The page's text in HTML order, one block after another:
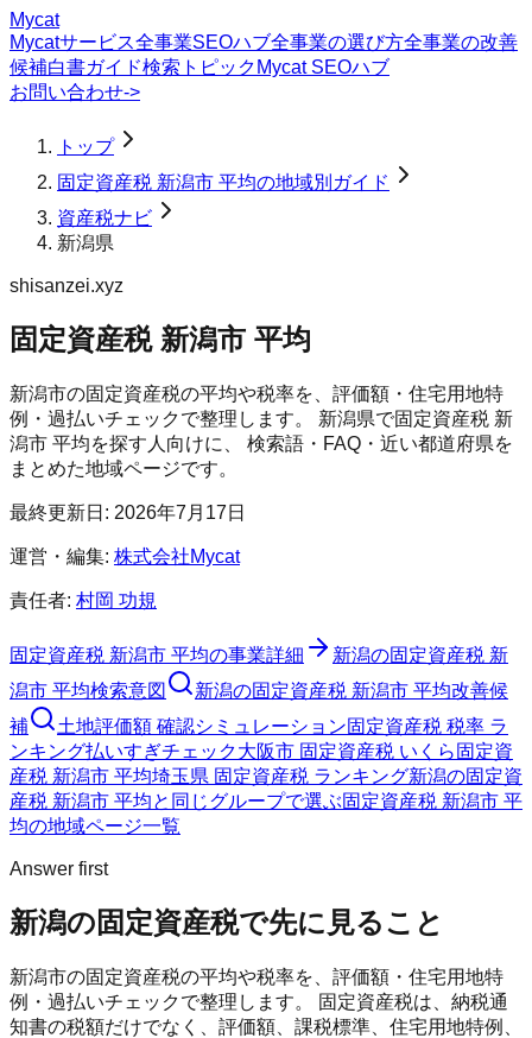
Mycat
Mycatサービス全事業SEOハブ全事業の選び方全事業の改善
候補白書ガイド検索トピック Mycat SEOハブ
お問い合わせ->
トップ
固定資産税 新潟市 平均の地域別ガイド
資産税ナビ
新潟県
shisanzei.xyz
固定資産税 新潟市 平均
新潟市の固定資産税の平均や税率を、評価額・住宅用地特
例・過払いチェックで整理します。 新潟県で固定資産税 新
潟市 平均を探す人向けに、 検索語・FAQ・近い都道府県を
まとめた地域ページです。
最終更新日: 2026年7月17日
運営・編集: 株式会社Mycat
責任者: 村岡 功規
固定資産税 新潟市 平均の事業詳細
新潟の固定資産税 新
潟市 平均検索意図
新潟の固定資産税 新潟市 平均改善候
補
土地評価額 確認シミュレーション固定資産税 税率 ラ
ンキング払いすぎチェック大阪市 固定資産税 いくら 固定資
産税 新潟市 平均埼玉県 固定資産税 ランキング新潟の固定資
産税 新潟市 平均と同じグループで選ぶ固定資産税 新潟市 平
均の地域ページ一覧
Answer first
新潟の固定資産税で先に見ること
新潟市の固定資産税の平均や税率を、評価額・住宅用地特
例・過払いチェックで整理します。
固定資産税は、納税通
知書の税額だけでなく、評価額、課税標準、住宅用地特例、